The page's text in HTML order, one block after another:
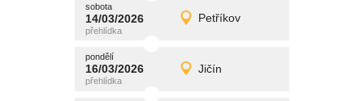
sobota
14/03/2026 Petříkov
sobota
14/03/2026 Detail
promítání
pondělí
16/03/2026 Jičín
pondělí
16/03/2026 Detail
promítání